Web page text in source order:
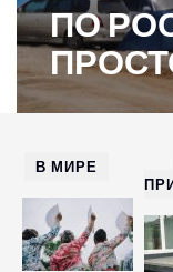
ПО
В МИРЕ